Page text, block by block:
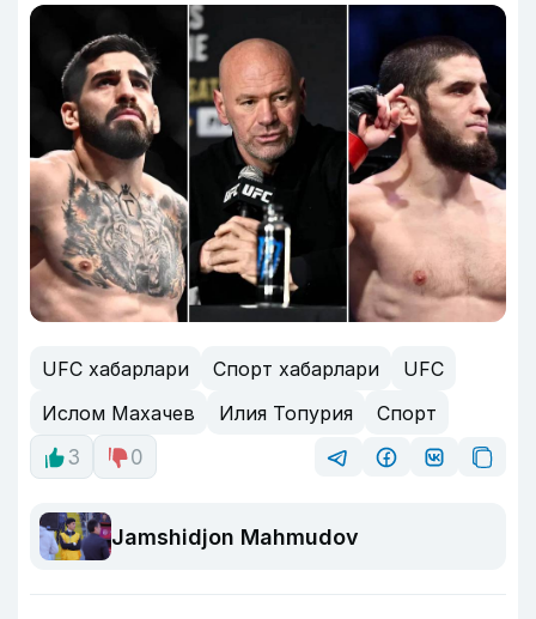
UFC хабарлари Спорт хабарлари
UFC
Ислом Махачев
Илия Топурия
Спорт
3
0
Jamshidjon Mahmudov